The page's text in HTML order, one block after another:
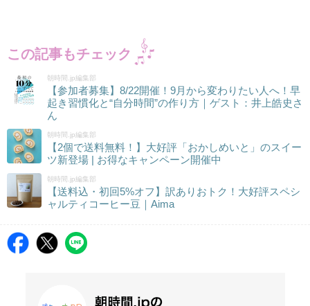
この記事もチェック
朝時間.jp編集部
【参加者募集】8/22開催！9月から変わりたい人へ！早
起き習慣化と“自分時間”の作り方｜ゲスト：井上皓史さ
ん
朝時間.jp編集部
【2個で送料無料！】大好評「おかしめいと」のスイー
ツ新登場 | お得なキャンペーン開催中
朝時間.jp編集部
【送料込・初回5%オフ】訳ありおトク！大好評スペシ
ャルティコーヒー豆｜Aima